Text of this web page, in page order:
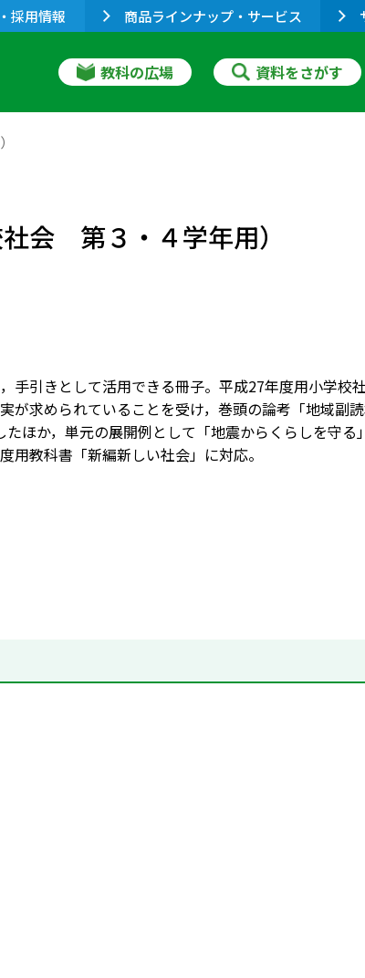
採用情報 商品ラインナップ・サービス
教科の広場 資料をさがす
会 第３・４学年用）
手引きとして活用できる冊子。平成27年度用小学校
が求められていることを受け，巻頭の論考「地域副
たほか，単元の展開例として「地震からくらしを守
用教科書「新編新しい社会」に対応。